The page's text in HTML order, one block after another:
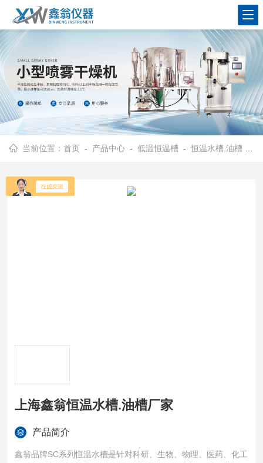
查看更多
当前位置：首页 - 产品中心 -低温恒温槽 -恒温水槽.油槽
上海鑫翁恒温水槽.油槽厂家
产品简介
鑫翁品牌SC系列恒温水槽是针对科研、生物、物理、医药、化工